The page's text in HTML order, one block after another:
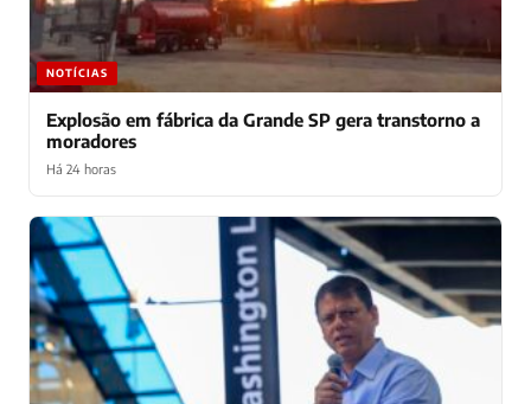
NOTÍCIAS
Explosão em fábrica da Grande SP gera transtorno a
moradores
Há 24 horas